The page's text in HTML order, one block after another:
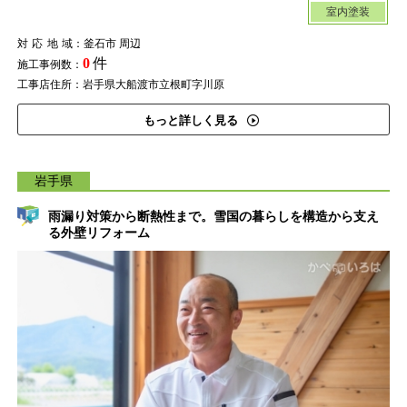
室内塗装
対応地域：釜石市 周辺
施工事例数： 0件
工事店住所：岩手県大船渡市立根町字川原
もっと詳しく見る
岩手県
雨漏り対策から断熱性まで。雪国の暮らしを構造から支え
る外壁リフォーム